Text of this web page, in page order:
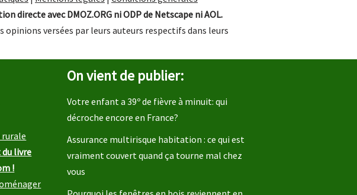
directe avec DMOZ.ORG ni ODP de Netscape ni AOL.
opinions versées par leurs auteurs respectifs dans leurs
livre
!
On vient de publier:
Votre enfant a 39º de fièvre à minuit: qui
décroche encore en France?
Assurance multirisque habitation : ce qui est
vraiment couvert quand ça tourne mal chez
vous